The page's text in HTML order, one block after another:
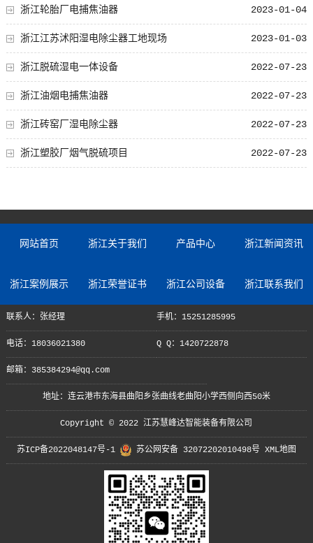
2023-01-04
浙江轮胎厂电捕焦油器
2023-01-03
浙江江苏沭阳湿电除尘器工地现场
2022-07-23
浙江脱硫湿电一体设备
2022-07-23
浙江油烟电捕焦油器
2022-07-23
浙江砖窑厂湿电除尘器
2022-07-23
浙江塑胶厂烟气脱硫项目
网站首页 浙江关于我们 产品中心 浙江新闻资讯
浙江案例展示 浙江荣誉证书 浙江公司设备 浙江联系我们
联系人：张经理 手机：15251285995
电话：18036021380 Q Q：1420722878
邮箱：385384294@qq.com
地址：连云港市东海县曲阳乡张曲线老曲阳小学西侧向西50米
Copyright © 2022 江苏慧峰达智能装备有限公司
苏ICP备2022048147号-1 苏公网安备 32072202010498号 XML地图